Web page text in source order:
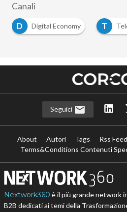
Canali
D
Digital Economy T
Seguici
About Autori Tags Rss Feed
Terms&Conditions Contenuti
Nextwork360 è il più grande network
B2B dedicati ai temi della